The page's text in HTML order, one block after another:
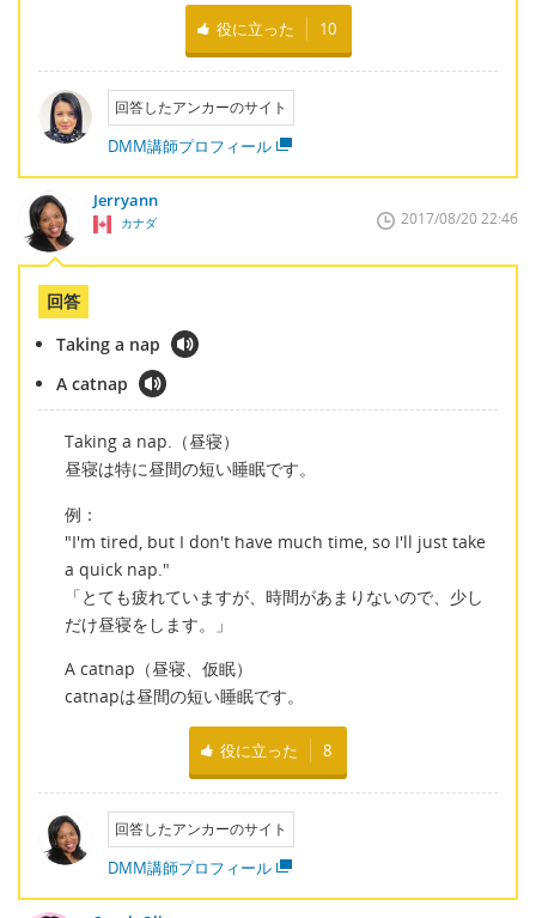
役に立った 10
回答したアンカーのサイト
DMM講師プロフィール
Jerryann
カナダ 2017/08/20 22:46
回答
Taking a nap
A catnap
Taking a nap.（昼寝）
昼寝は特に昼間の短い睡眠です。
例：
"I'm tired, but I don't have much time, so I'll just take
a quick nap."
「とても疲れていますが、時間があまりないので、少し
だけ昼寝をします。」
A catnap（昼寝、仮眠）
catnapは昼間の短い睡眠です。
役に立った 8
回答したアンカーのサイト
DMM講師プロフィール